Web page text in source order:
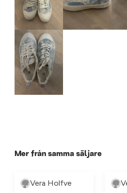
Mer från samma säljare
Vera Holfve